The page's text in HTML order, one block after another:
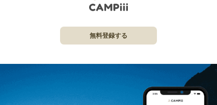
無料登録する